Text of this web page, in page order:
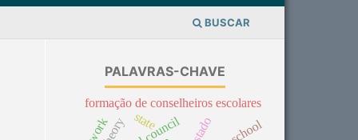
BUSCAR
PALAVRAS-CHAVE
formação de conselheiros escolares
state